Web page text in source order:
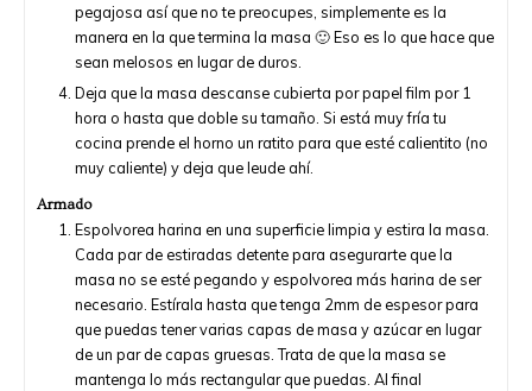
pegajosa así que no te preocupes, simplemente es la
manera en la que termina la masa 🙂 Eso es lo que hace que
sean melosos en lugar de duros.
Deja que la masa descanse cubierta por papel film por 1
hora o hasta que doble su tamaño. Si está muy fría tu
cocina prende el horno un ratito para que esté calientito (no
muy caliente) y deja que leude ahí.
Armado
Espolvorea harina en una superficie limpia y estira la masa.
Cada par de estiradas detente para asegurarte que la
masa no se esté pegando y espolvorea más harina de ser
necesario. Estírala hasta que tenga 2mm de espesor para
que puedas tener varias capas de masa y azúcar en lugar
de un par de capas gruesas. Trata de que la masa se
mantenga lo más rectangular que puedas. Al final